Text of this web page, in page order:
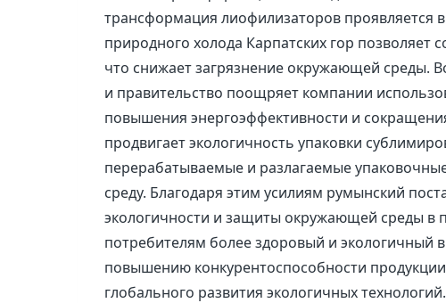
трансформация лиофилизаторов проявляется
природного холода Карпатских гор позволяет
что снижает загрязнение окружающей среды.
и правительство поощряет компании
повышения энергоэффективности и
продвигает экологичность упаковки
перерабатываемые и разлагаемые
среду. Благодаря этим усилиям румынский
экологичности и защиты окружающей среды в
потребителям более здоровый и экологичный
повышению конкурентоспособности
глобального развития экологичных